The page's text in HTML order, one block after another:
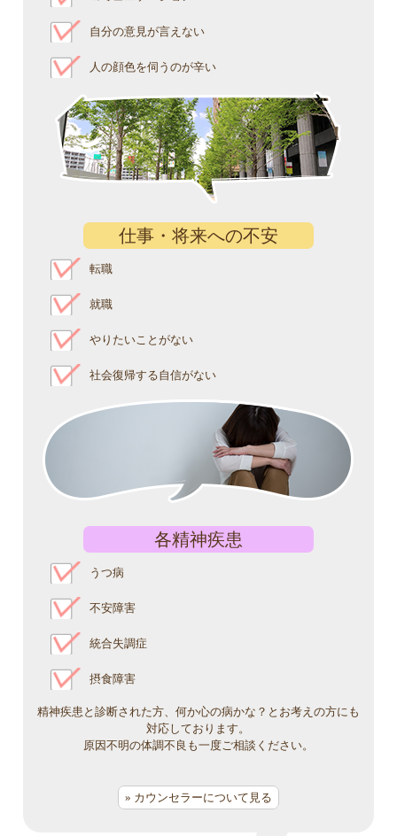
自分の意見が言えない
人の顔色を伺うのが辛い
仕事・将来への不安
転職
就職
やりたいことがない
社会復帰する自信がない
各精神疾患
うつ病
不安障害
統合失調症
摂食障害
精神疾患と診断された方、何か心の病かな？とお考えの方にも
対応しております。
原因不明の体調不良も一度ご相談ください。
» カウンセラーについて見る